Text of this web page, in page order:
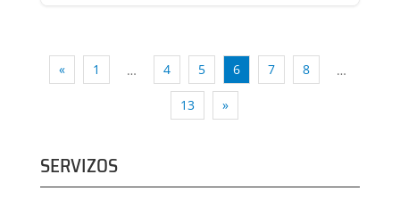
« 1 … 4 5 6 7 8 …
13 »
SERVIZOS